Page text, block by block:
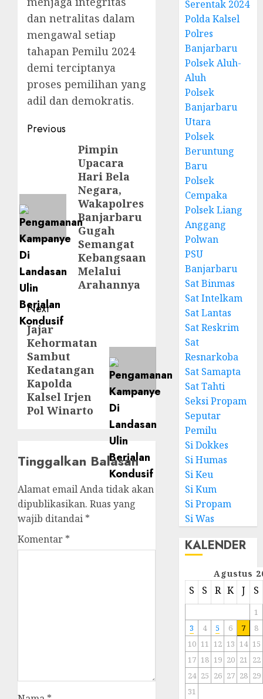
dan netralitas dalam
mengawal setiap
tahapan Pemilu 2024
demi terciptanya
proses pemilihan yang
adil dan demokratis.
Previous
Pimpin
Upacara
Hari Bela
Negara,
Wakapolres
Banjarbaru
Gugah
Semangat
Kebangsaan
Melalui
Arahannya
Next
Jajar
Kehormatan
Sambut
Kedatangan
Kapolda
Kalsel Irjen
Pol Winarto
Tinggalkan Balasan
Alamat email Anda tidak akan
dipublikasikan. Ruas yang
wajib ditandai *
Komentar *
Serentak 2024
Polda Kalsel
Polres
Banjarbaru
Polsek Aluh-
Aluh
Polsek
Banjarbaru
Utara
Polsek
Beruntung
Baru
Polsek
Cempaka
Polsek Liang
Anggang
Polwan
PSU
Banjarbaru
Sat Binmas
Sat Intelkam
Sat Lantas
Sat Reskrim
Sat
Resnarkoba
Sat Samapta
Sat Tahti
Seksi Propam
Seputar
Pemilu
Si Dokkes
Si Humas
Si Keu
Si Kum
Si Propam
Si Was
KALENDER
Agustus
S S R K J S
1
3
4 5 6 7
8
10 11 12 13 14 15
17 18 19 20 21 22
24 25 26 27 28 29
31